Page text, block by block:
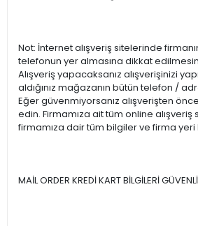
Not: İnternet alışveriş sitelerinde
telefonun yer almasına dikkat
Alışveriş yapacaksanız alışverişinizi
aldığınız mağazanın bütün telefon /
Eğer güvenmiyorsanız alışverişten
edin. Firmamıza ait tüm online
firmamıza dair tüm bilgiler ve firma yeri
MAİL ORDER KREDİ KART BİLGİLERİ